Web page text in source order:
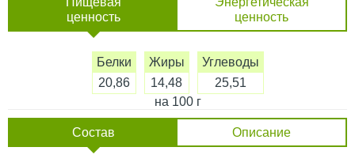
ценность
ценность
Белки
20,86
Жиры
14,48
Углеводы
25,51
на 100 г
Состав Описание